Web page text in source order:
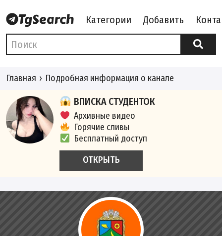
Категории Добавить
Главная Подробная информация о канале
ВПИСКА СТУДЕНТОК
Архивные видео
Горячие сливы
Бесплатный доступ
ОТКРЫТЬ